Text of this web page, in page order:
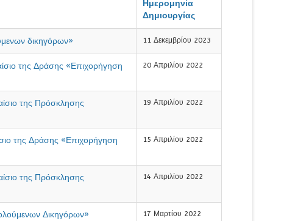
Ημερομηνία
Δημιουργίας
δικηγόρων» 11 Δεκεμβρίου 2023
της Δράσης «Επιχορήγηση
20 Απριλίου 2022
της Πρόσκλησης
19 Απριλίου 2022
της Δράσης «Επιχορήγηση
15 Απριλίου 2022
της Πρόσκλησης
14 Απριλίου 2022
Δικηγόρων» 17 Μαρτίου 2022